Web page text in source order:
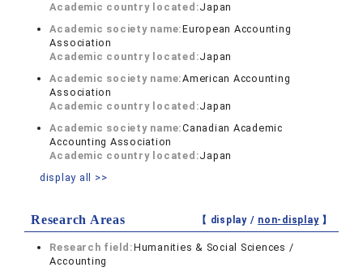
Academic country located:Japan
Academic society name:European Accounting
Association
Academic country located:Japan
Academic society name:American Accounting
Association
Academic country located:Japan
Academic society name:Canadian Academic
Accounting Association
Academic country located:Japan
display all >>
Research Areas 【 display / non-display】
Research field:Humanities & Social Sciences /
Accounting